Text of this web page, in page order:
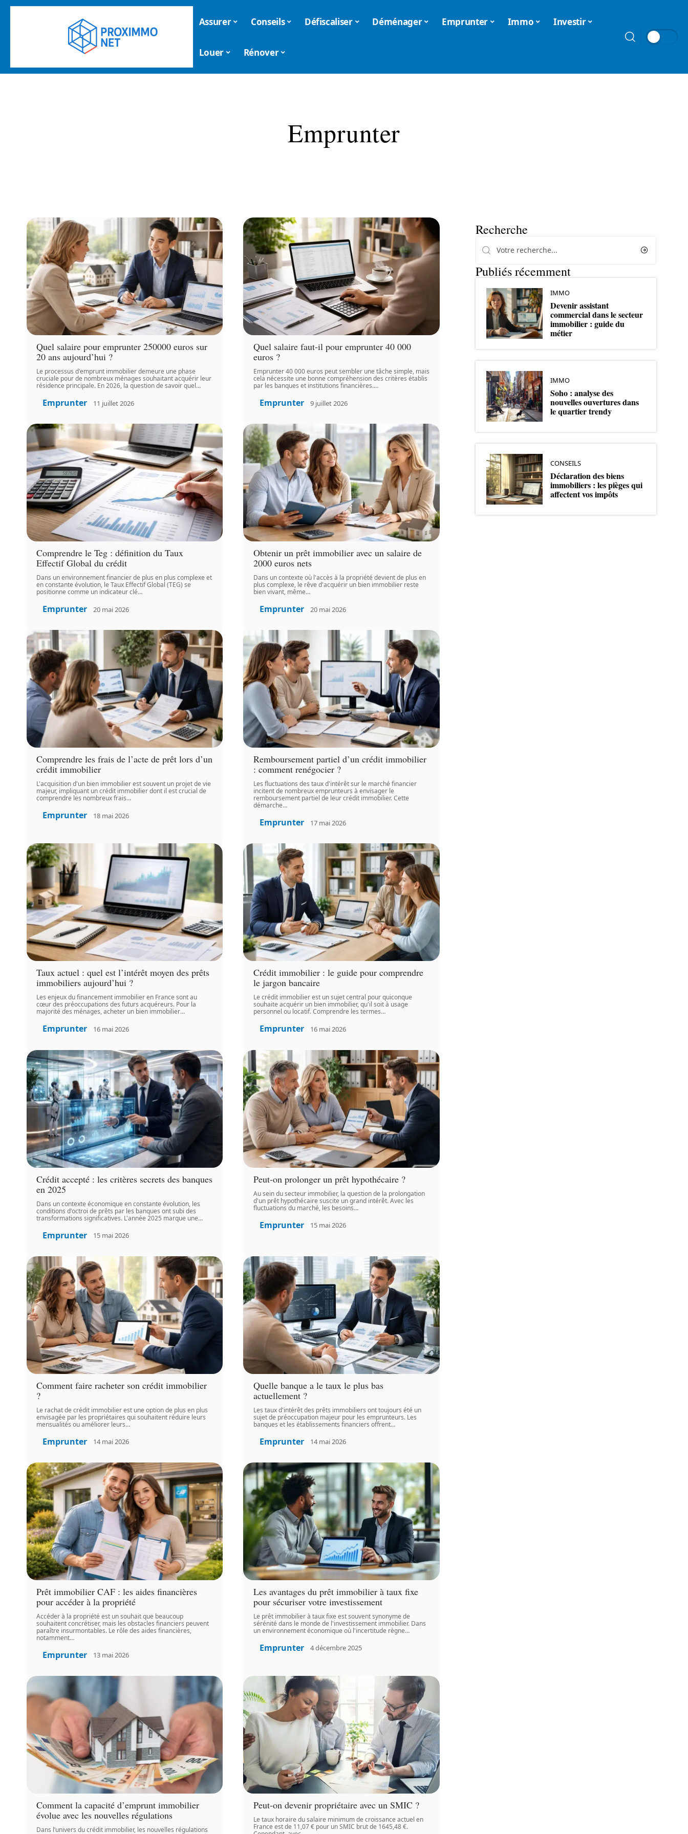
Assurer Conseils Défiscaliser Déménager Emprunter Immo Investir
Louer Rénover
Emprunter
Quel salaire pour emprunter 250000 euros sur
20 ans aujourd’hui ?
Le processus d'emprunt immobilier demeure une phase
cruciale pour de nombreux ménages souhaitant acquérir leur
résidence principale. En 2026, la question de savoir quel…
Emprunter 11 juillet 2026
Quel salaire faut-il pour emprunter 40 000
euros ?
Emprunter 40 000 euros peut sembler une tâche simple, mais
cela nécessite une bonne compréhension des critères établis
par les banques et institutions financières.…
Emprunter 9 juillet 2026
Comprendre le Teg : définition du Taux
Effectif Global du crédit
Dans un environnement financier de plus en plus complexe et
en constante évolution, le Taux Effectif Global (TEG) se
positionne comme un indicateur clé…
Emprunter 20 mai 2026
Obtenir un prêt immobilier avec un salaire de
2000 euros nets
Dans un contexte où l'accès à la propriété devient de plus en
plus complexe, le rêve d'acquérir un bien immobilier reste
bien vivant, même…
Emprunter 20 mai 2026
Comprendre les frais de l’acte de prêt lors d’un
crédit immobilier
L'acquisition d'un bien immobilier est souvent un projet de vie
majeur, impliquant un crédit immobilier dont il est crucial de
comprendre les nombreux frais…
Emprunter 18 mai 2026
Remboursement partiel d’un crédit immobilier
: comment renégocier ?
Les fluctuations des taux d'intérêt sur le marché financier
incitent de nombreux emprunteurs à envisager le
remboursement partiel de leur crédit immobilier. Cette
démarche…
Emprunter 17 mai 2026
Taux actuel : quel est l’intérêt moyen des prêts
immobiliers aujourd’hui ?
Les enjeux du financement immobilier en France sont au
cœur des préoccupations des futurs acquéreurs. Pour la
majorité des ménages, acheter un bien immobilier…
Emprunter 16 mai 2026
Crédit immobilier : le guide pour comprendre
le jargon bancaire
Le crédit immobilier est un sujet central pour quiconque
souhaite acquérir un bien immobilier, qu'il soit à usage
personnel ou locatif. Comprendre les termes…
Emprunter 16 mai 2026
Crédit accepté : les critères secrets des banques
en 2025
Dans un contexte économique en constante évolution, les
conditions d'octroi de prêts par les banques ont subi des
transformations significatives. L'année 2025 marque une…
Emprunter 15 mai 2026
Peut-on prolonger un prêt hypothécaire ?
Au sein du secteur immobilier, la question de la prolongation
d'un prêt hypothécaire suscite un grand intérêt. Avec les
fluctuations du marché, les besoins…
Emprunter 15 mai 2026
Comment faire racheter son crédit immobilier
?
Le rachat de crédit immobilier est une option de plus en plus
envisagée par les propriétaires qui souhaitent réduire leurs
mensualités ou améliorer leurs…
Emprunter 14 mai 2026
Quelle banque a le taux le plus bas
actuellement ?
Les taux d'intérêt des prêts immobiliers ont toujours été un
sujet de préoccupation majeur pour les emprunteurs. Les
banques et les établissements financiers offrent…
Emprunter 14 mai 2026
Prêt immobilier CAF : les aides financières
pour accéder à la propriété
Accéder à la propriété est un souhait que beaucoup
souhaitent concrétiser, mais les obstacles financiers peuvent
paraître insurmontables. Le rôle des aides financières,
notamment…
Emprunter 13 mai 2026
Les avantages du prêt immobilier à taux fixe
pour sécuriser votre investissement
Le prêt immobilier à taux fixe est souvent synonyme de
sérénité dans le monde de l'investissement immobilier. Dans
un environnement économique où l'incertitude règne…
Emprunter 4 décembre 2025
Comment la capacité d’emprunt immobilier
évolue avec les nouvelles régulations
Dans l’univers du crédit immobilier, les nouvelles régulations
Peut-on devenir propriétaire avec un SMIC ?
Le taux horaire du salaire minimum de croissance actuel en
France est de 11,07 € pour un SMIC brut de 1645,48 €.
Recherche
Publiés récemment
IMMO
Devenir assistant
commercial dans le secteur
immobilier : guide du
métier
IMMO
Soho : analyse des
nouvelles ouvertures dans
le quartier trendy
CONSEILS
Déclaration des biens
immobiliers : les pièges qui
affectent vos impôts